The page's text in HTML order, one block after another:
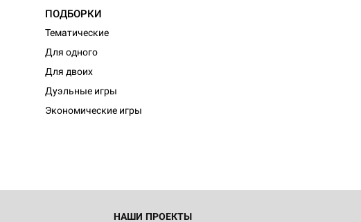
ПОДБОРКИ
Тематические
Для одного
Для двоих
Дуэльные игры
Экономические игры
НАШИ ПРОЕКТЫ